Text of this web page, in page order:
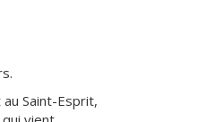
Saint-Esprit,